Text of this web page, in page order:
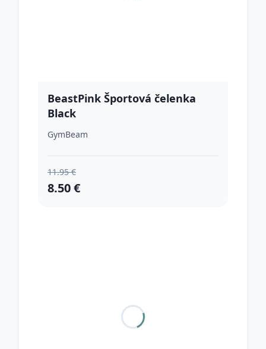
BeastPink Športová čelenka
Black
GymBeam
11.95 €
8.50 €